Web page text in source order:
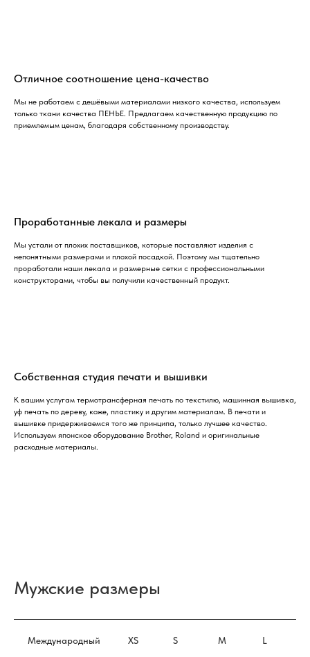
Отличное соотношение цена-качество
Мы не работаем с дешёвыми материалами низкого качества, используем
только ткани качества ПЕНЬЕ. Предлагаем качественную продукцию по
приемлемым ценам, благодаря собственному производству.
Проработанные лекала и размеры
Мы устали от плохих поставщиков, которые поставляют изделия с
непонятными размерами и плохой посадкой. Поэтому мы тщательно
проработали наши лекала и размерные сетки с профессиональными
конструкторами, чтобы вы получили качественный продукт.
Собственная студия печати и вышивки
К вашим услугам термотрансферная печать по текстилю, машинная вышивка,
уф печать по дереву, коже, пластику и другим материалам. В печати и
вышивке придерживаемся того же принципа, только лучшее качество.
Используем японское оборудование Brother, Roland и оригинальные
расходные материалы.
Мужские размеры
Международный XS S M L